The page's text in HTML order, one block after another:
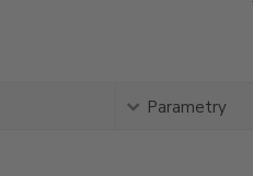
Parametry